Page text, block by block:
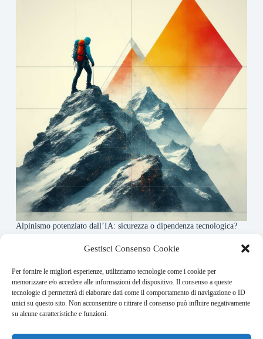
Gestisci Consenso Cookie
Per fornire le migliori esperienze, utilizziamo tecnologie come i cookie per
memorizzare e/o accedere alle informazioni del dispositivo. Il consenso a queste
tecnologie ci permetterà di elaborare dati come il comportamento di navigazione o ID
unici su questo sito. Non acconsentire o ritirare il consenso può influire negativamente
su alcune caratteristiche e funzioni.
Alpinismo potenziato dall’IA: sicurezza o dipendenza tecnologica?
About this website
Rivistadellamontagna.it ogni giorno trova per te le principali
notizie su montagna trekking e alpinismo da tutto il mondo.
Address: